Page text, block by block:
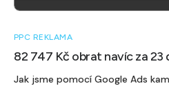
PPC REKLAMA
82 747 Kč obrat navíc za 23
Jak jsme pomocí Google Ads